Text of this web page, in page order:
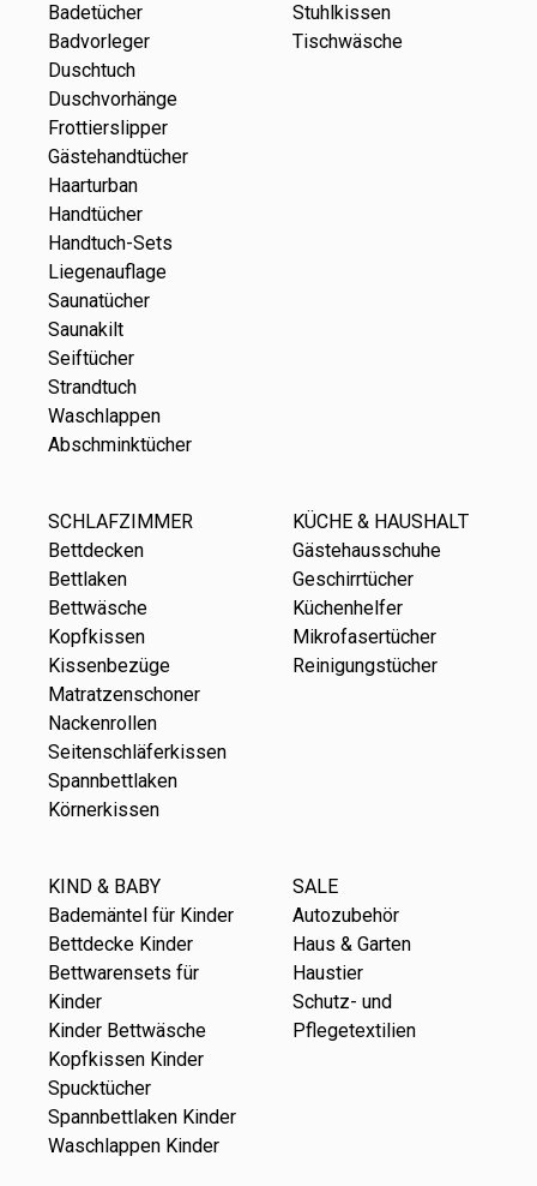
Badetücher
Badvorleger
Duschtuch
Duschvorhänge
Frottierslipper
Gästehandtücher
Haarturban
Handtücher
Handtuch-Sets
Liegenauflage
Saunatücher
Saunakilt
Seiftücher
Strandtuch
Waschlappen
Abschminktücher
Stuhlkissen
Tischwäsche
SCHLAFZIMMER
Bettdecken
Bettlaken
Bettwäsche
Kopfkissen
Kissenbezüge
Matratzenschoner
Nackenrollen
Seitenschläferkissen
Spannbettlaken
Körnerkissen
KÜCHE & HAUSHALT
Gästehausschuhe
Geschirrtücher
Küchenhelfer
Mikrofasertücher
Reinigungstücher
KIND & BABY
Bademäntel für Kinder
Bettdecke Kinder
Bettwarensets für
Kinder
Kinder Bettwäsche
Kopfkissen Kinder
Spucktücher
Spannbettlaken Kinder
Waschlappen Kinder
SALE
Autozubehör
Haus & Garten
Haustier
Schutz- und
Pflegetextilien